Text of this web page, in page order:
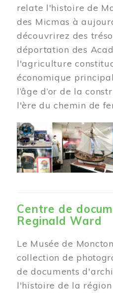
relate l'histoire de
des Micmas à
découvrirez des
déportation des
l'agriculture
économique
l’âge d’or de la
l'ère du chemin de
Centre de
Reginald Ward
Le Musée de
collection de
de documents
l'histoire de la